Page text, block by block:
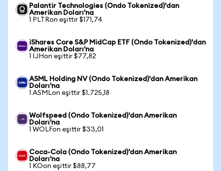
Palantir Technologies (Ondo Tokenized)'dan
Amerikan Doları'na
1 PLTRon eşittir $171,74
iShares Core S&P MidCap ETF (Ondo Tokenized)'dan
Amerikan Doları'na
1 IJHon eşittir $77,82
ASML Holding NV (Ondo Tokenized)'dan Amerikan
Doları'na
1 ASMLon eşittir $1.725,18
Wolfspeed (Ondo Tokenized)'dan Amerikan
Doları'na
1 WOLFon eşittir $33,01
Coca-Cola (Ondo Tokenized)'dan Amerikan
Doları'na
1 KOon eşittir $88,77